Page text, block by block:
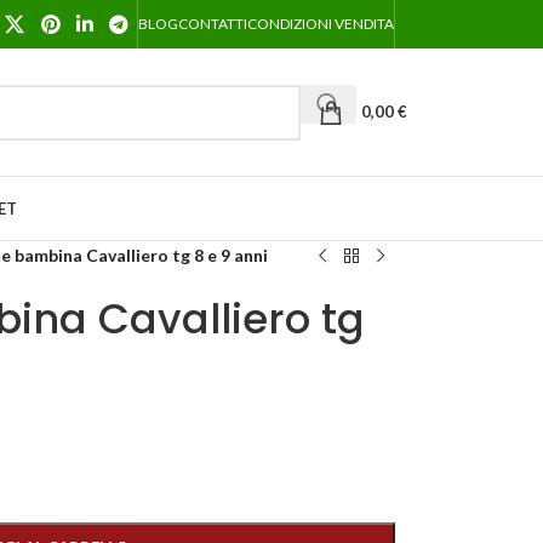
BLOGCONTATTICONDIZIONI VENDITA
0,00€
bambina Cavalliero tg 8 e 9 anni
Cavalliero tg